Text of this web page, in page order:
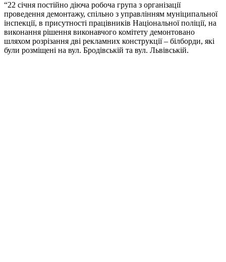
“22 січня постійно діюча робоча група з організації
проведення демонтажу, спільно з управлінням муніципальної
інспекції, в присутності працівників Національної поліції, на
виконання рішення виконавчого комітету демонтовано
шляхом розрізання дві рекламних конструкції – білборди, які
були розміщені на вул. Бродівській та вул. Львівській.